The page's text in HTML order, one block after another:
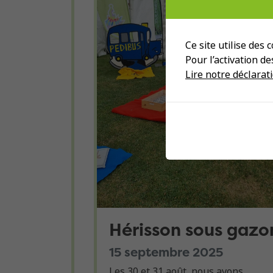
Hérisson sous
15 septembre 2025
Ce site utilise des
Pour l’activation
Lire notre